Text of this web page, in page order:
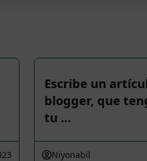
Escribe un
blogger, que
tu …
Niyonabil